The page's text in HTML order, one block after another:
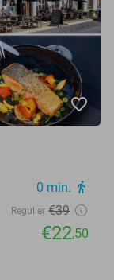
favorite_border
0 min. directions_walk
Regulier €39
€22,50